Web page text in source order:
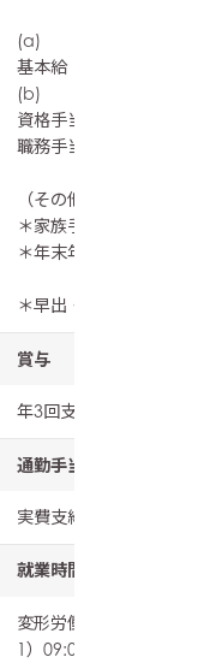
(a)
基本給 ：173,000円～
(b)
資格手当 ：20,000円
職務手当 ：12,000円
（その他の手当）
＊家族手当：配偶者、18
＊年末年始手当 12/31、
＊早出・遅出手当 100円/
賞与
年3回支給 3.5ヶ月分（前
通勤手当
実費支給（上限あり） 月
就業時間
変形労働時間制（1ヶ月単
1）09:00～18:00